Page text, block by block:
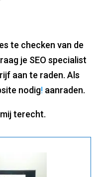
te checken van de
je SEO specialist
aan te raden. Als
nodig! aanraden.
terecht.